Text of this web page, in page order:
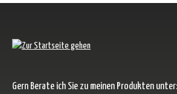
Gern Berate ich Sie zu meinen Produkten unter: